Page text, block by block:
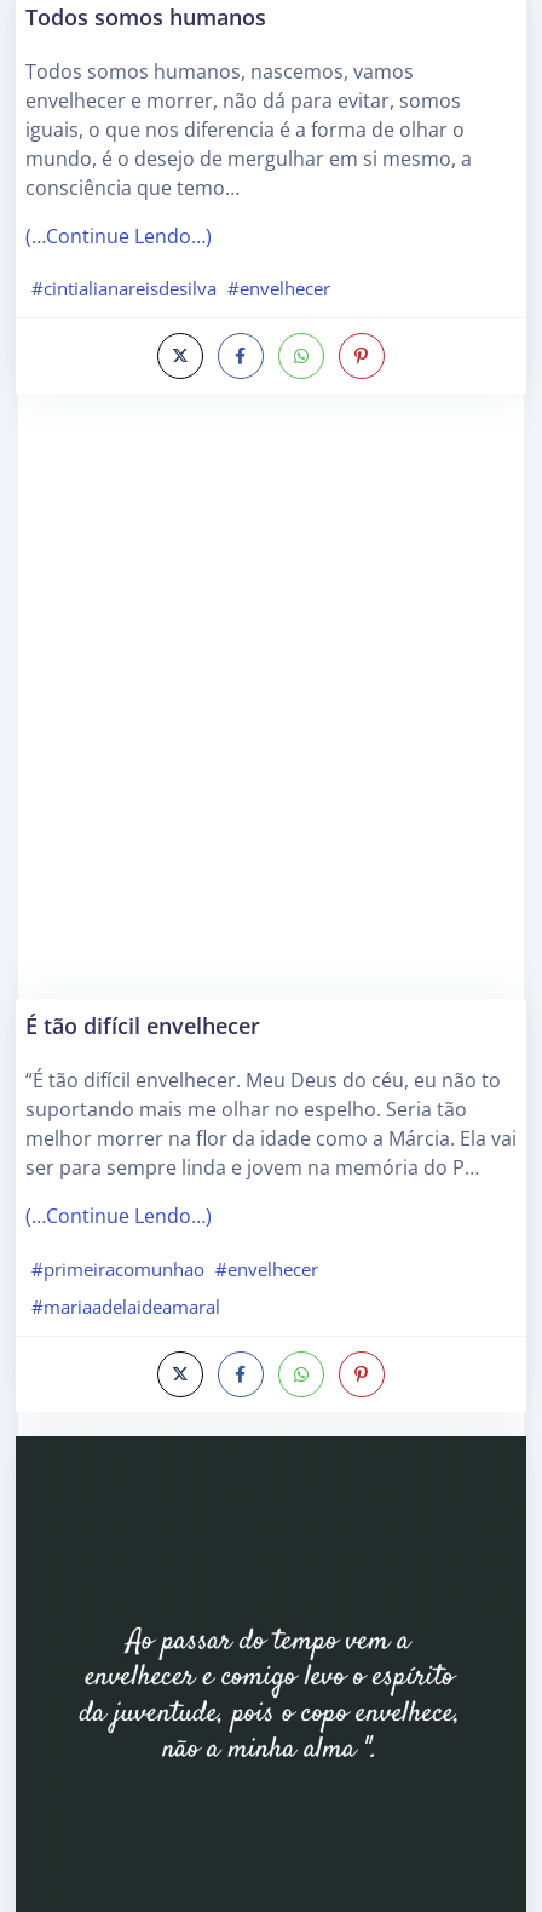
Todos somos humanos
Todos somos humanos, nascemos, vamos
envelhecer e morrer, não dá para evitar, somos
iguais, o que nos diferencia é a forma de olhar o
mundo, é o desejo de mergulhar em si mesmo, a
consciência que temo…
(…Continue Lendo…)
#cintialianareisdesilva #envelhecer
É tão difícil envelhecer
“É tão difícil envelhecer. Meu Deus do céu, eu não to
suportando mais me olhar no espelho. Seria tão
melhor morrer na flor da idade como a Márcia. Ela vai
ser para sempre linda e jovem na memória do P…
(…Continue Lendo…)
#primeiracomunhao #envelhecer
#mariaadelaideamaral